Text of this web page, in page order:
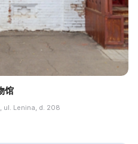
馆
ul. Lenina, d. 208